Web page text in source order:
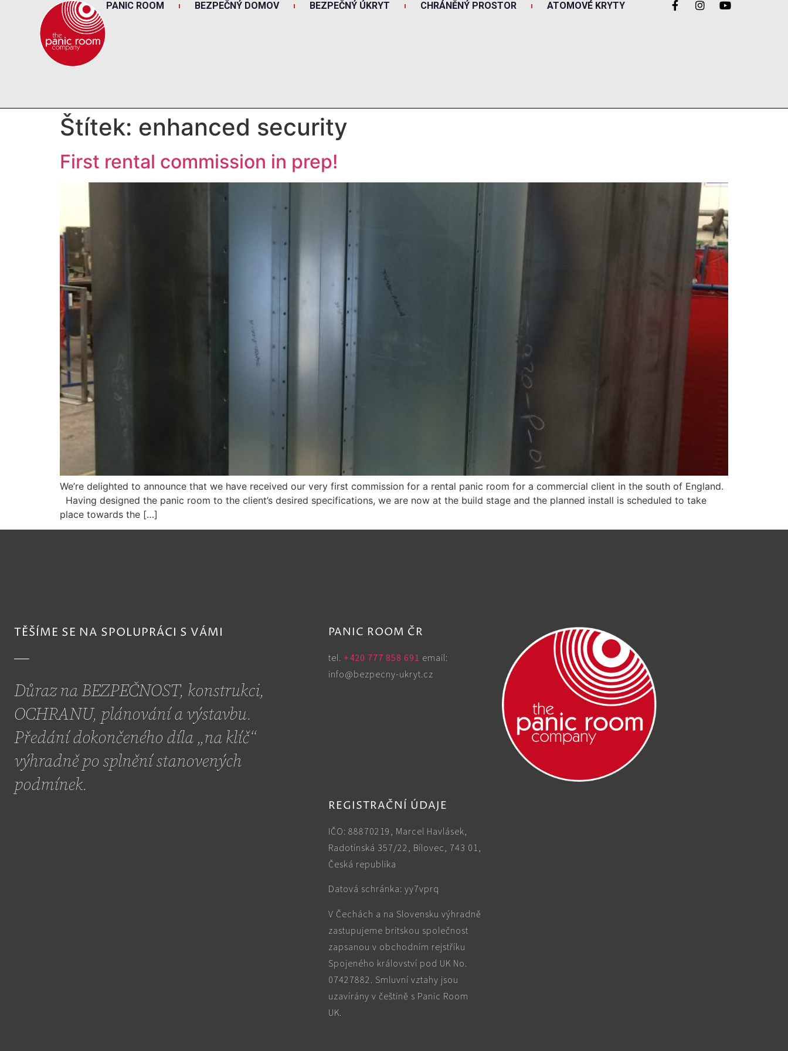
PANIC ROOM BEZPEČNÝ DOMOV BEZPEČNÝ ÚKRYT CHRÁNĚNÝ PROSTOR ATOMOVÉ KRYTY
Štítek: enhanced security
First rental commission in prep!
We’re delighted to announce that we have received our very first commission for a rental panic room for a commercial client in the south of England.
Having designed the panic room to the client’s desired specifications, we are now at the build stage and the planned install is scheduled to take
place towards the […]
TĚŠÍME SE NA SPOLUPRÁCI S VÁMI
Důraz na BEZPEČNOST, konstrukci,
OCHRANU, plánování a výstavbu.
Předání dokončeného díla „na klíč“
výhradně po splnění stanovených
podmínek.
PANIC ROOM ČR
tel. ‭ +420 777 858 691 email:
info@bezpecny-ukryt.cz
REGISTRAČNÍ ÚDAJE
IČO: 88870219, Marcel Havlásek,
Radotínská 357/22, Bílovec, 743 01,
Česká republika
Datová schránka: yy7vprq
V Čechách a na Slovensku výhradně
zastupujeme britskou společnost
zapsanou v obchodním rejstříku
Spojeného království pod UK No.
07427882. Smluvní vztahy jsou
uzavírány v češtině s Panic Room
UK.